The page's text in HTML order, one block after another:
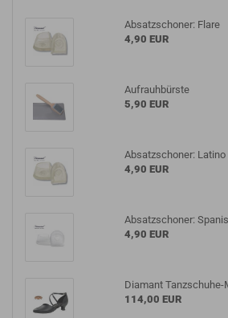
Absatzschoner: Flare
4,90 EUR
Aufrauhbürste
5,90 EUR
Absatzschoner: Latino
4,90 EUR
Absatzschoner:
4,90 EUR
Diamant Tanzschuhe-
114,00 EUR